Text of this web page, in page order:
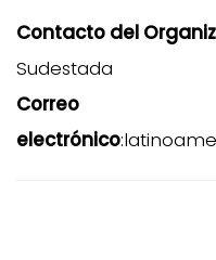
Contacto del
Sudestada
Correo
electrónico